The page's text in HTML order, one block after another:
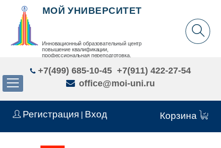
Регистрация Вход Корзина
МОЙ УНИВЕРСИТЕТ
Инновационный образовательный центр
повышение квалификации,
профессиональная переподготовка,
+7(499) 685-10-45 +7(911) 422-27-54
office@moi-uni.ru